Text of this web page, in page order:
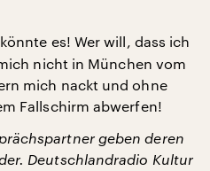
es! Wer will, dass ich
nicht in München vom
mich nackt und ohne
Fallschirm abwerfen!
geben deren
Deutschlandradio Kultur